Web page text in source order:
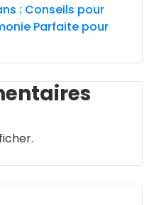
: Conseils pour
Parfaite pour